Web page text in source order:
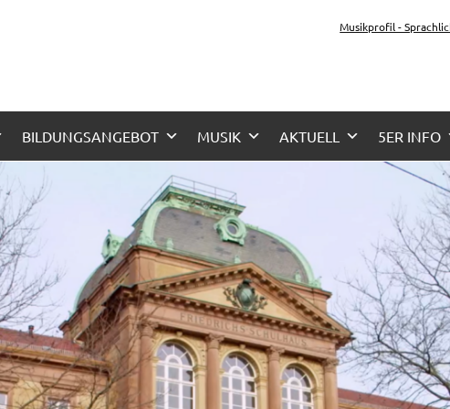
Gymnasium KarlsruheMusikprofil -
BILDUNGSANGEBOT MUSIK AKTUELL 5ER INFO